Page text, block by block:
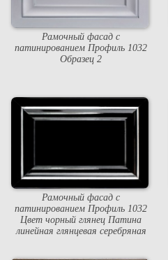
Рамочный фасад с
патинированием Профиль 1032
Образец 2
Рамочный фасад с
патинированием Профиль 1032
Цвет чорный глянец Патина
линейная глянцевая серебряная